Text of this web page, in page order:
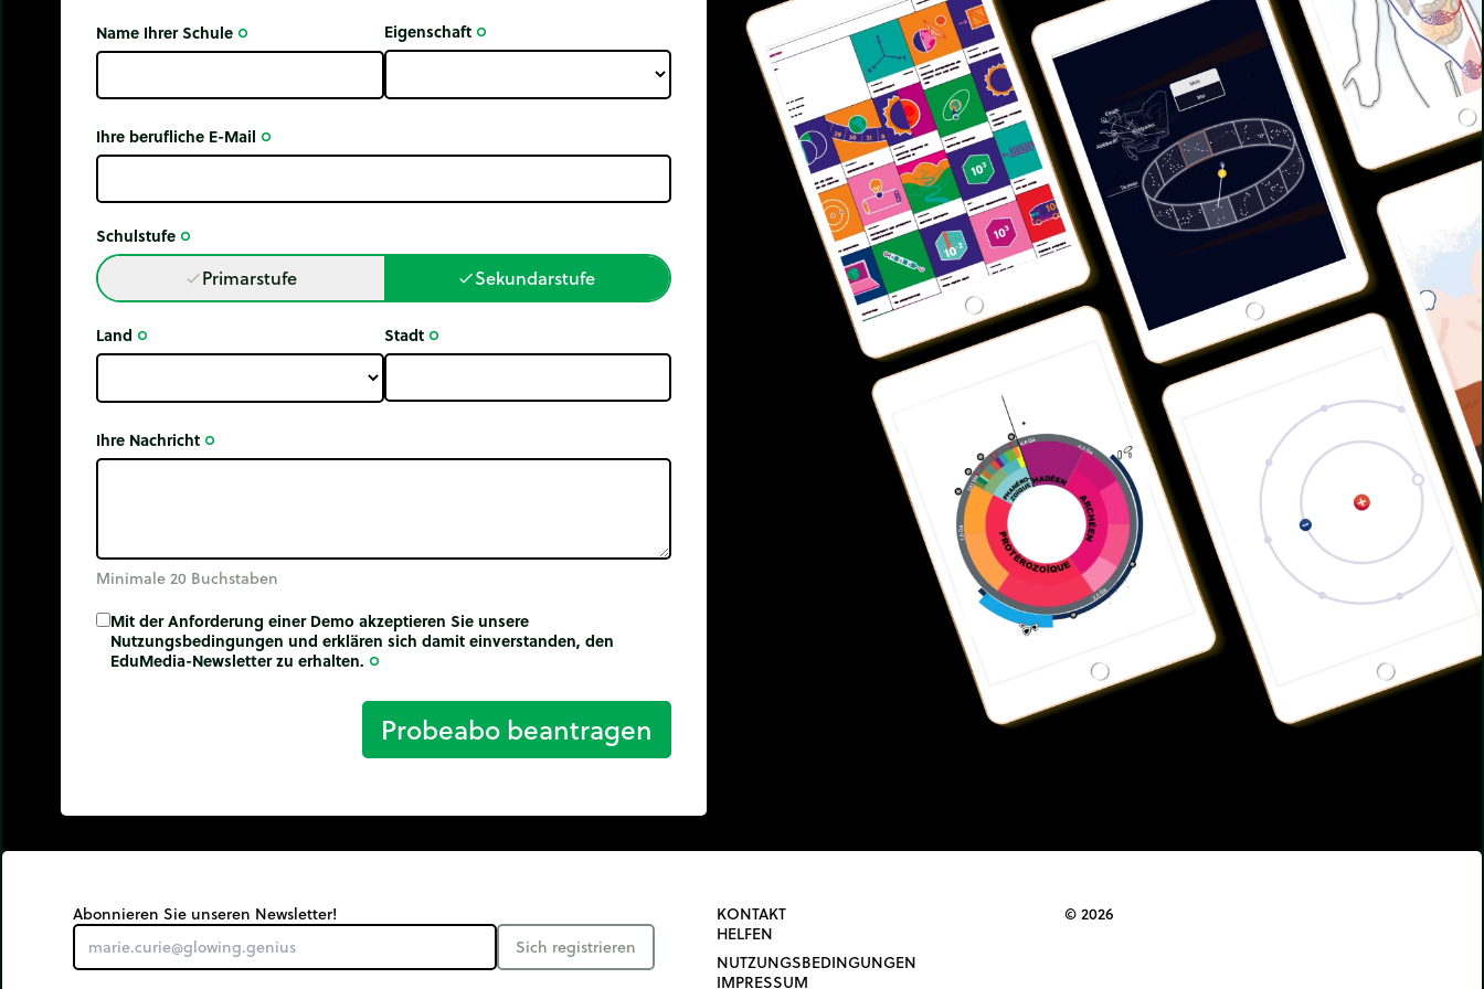
Name Ihrer Schule trip_origin Eigenschaft trip_origin
Ihre berufliche E-Mail trip_origin
Schulstufe trip_origin
donePrimarstufe doneSekundarstufe
Land trip_origin Stadt trip_origin
Ihre Nachricht trip_origin
Minimale 20 Buchstaben
Mit der Anforderung einer Demo akzeptieren Sie unsere
Nutzungsbedingungen und erklären sich damit einverstanden, den
EduMedia-Newsletter zu erhalten. trip_origin
Probeabo beantragen
Abonnieren Sie unseren Newsletter!
Sich registrieren
KONTAKT
HELFEN
NUTZUNGSBEDINGUNGEN
IMPRESSUM
© 2026